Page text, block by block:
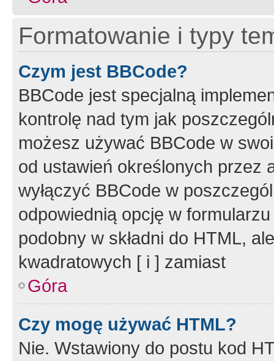
Formatowanie i typy
Czym jest BBCode?
BBCode jest specjalną
kontrolę nad tym jak
możesz używać BBCode w
od ustawień określonych przez
wyłączyć BBCode w
odpowiednią opcję w
podobny w składni do HTML,
kwadratowych [ i ] zamiast
Góra
Czy mogę używać HTML?
Nie. Wstawiony do postu kod